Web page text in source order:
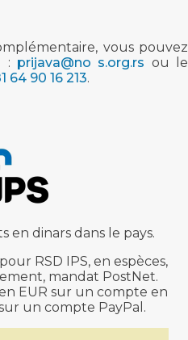
vous pouvez
: prijava@no s.org.rs ou le
64 90 16 213.
en dinars dans le pays.
RSD IPS, en espèces,
mandat PostNet.
EUR sur un compte en
un compte PayPal.